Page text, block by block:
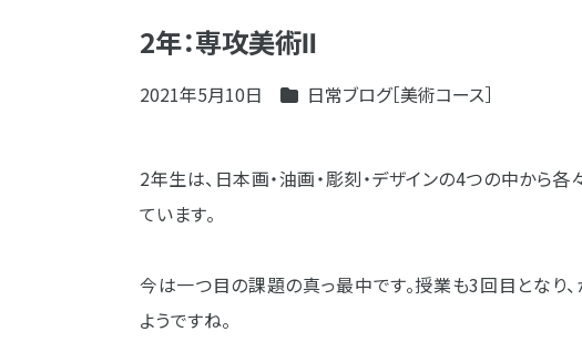
2年：専攻美術Ⅱ
2021年5月10日 日常ブログ［美術コース］
2年生は、日本画・油画・彫刻・デザインの4つの中から
ています。
今は一つ目の課題の真っ最中です。授業も3回目となり
ようですね。